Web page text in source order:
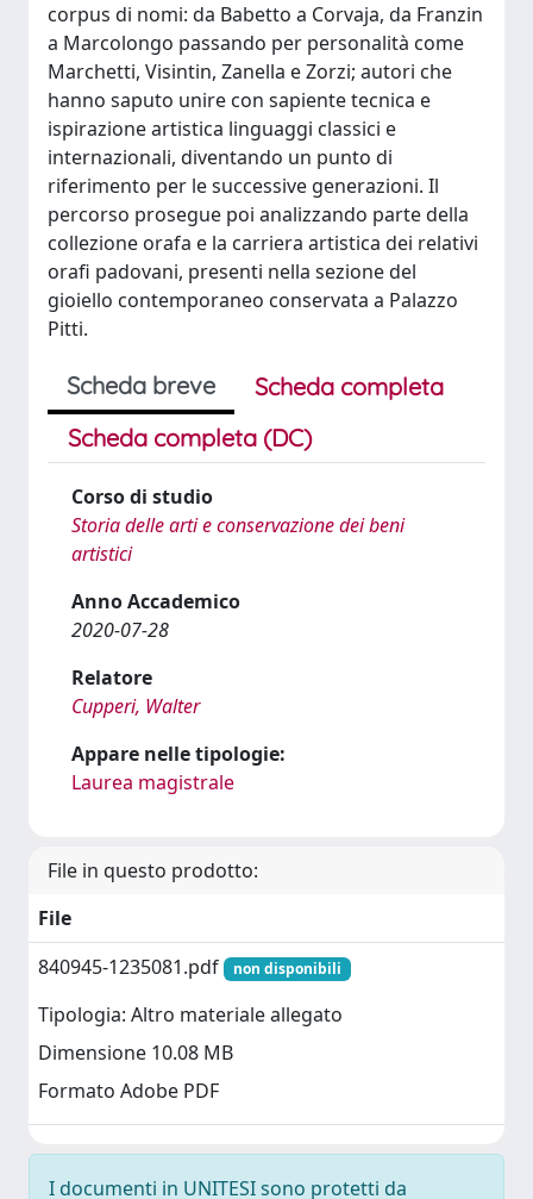
corpus di nomi: da Babetto a Corvaja, da Franzin
a Marcolongo passando per personalità come
Marchetti, Visintin, Zanella e Zorzi; autori che
hanno saputo unire con sapiente tecnica e
ispirazione artistica linguaggi classici e
internazionali, diventando un punto di
riferimento per le successive generazioni. Il
percorso prosegue poi analizzando parte della
collezione orafa e la carriera artistica dei relativi
orafi padovani, presenti nella sezione del
gioiello contemporaneo conservata a Palazzo
Pitti.​
Scheda breve
Scheda completa
Scheda completa (DC)
Corso di studio
Storia delle arti e conservazione dei beni
artistici
Anno Accademico
2020-07-28
Relatore
Cupperi, Walter
Appare nelle tipologie:
Laurea magistrale
File in questo prodotto:
File
840945-1235081.pdf
non disponibili
Tipologia: Altro materiale allegato
Dimensione 10.08 MB
Formato Adobe PDF
I documenti in UNITESI sono protetti da